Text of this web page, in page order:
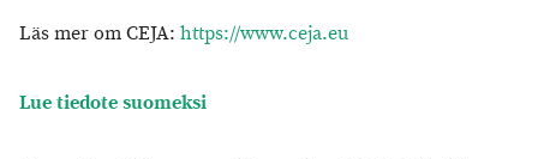
Läs mer om CEJA: https://www.ceja.eu
Lue tiedote suomeksi